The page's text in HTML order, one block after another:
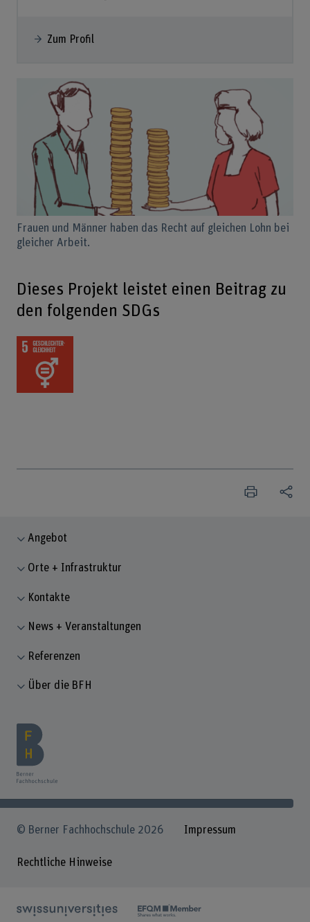
Zum Profil
Frauen und Männer haben das Recht auf gleichen Lohn bei
gleicher Arbeit.
Dieses Projekt leistet einen Beitrag zu
den folgenden SDGs
Angebot
Orte + Infrastruktur
Kontakte
News + Veranstaltungen
Referenzen
Über die BFH
© Berner Fachhochschule 2026 Impressum
Rechtliche Hinweise